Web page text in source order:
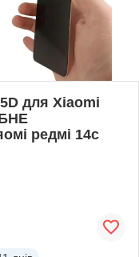
для Xiaomi
редмі 14с